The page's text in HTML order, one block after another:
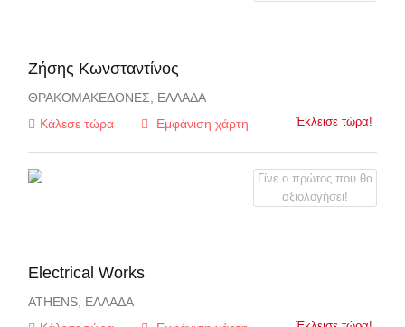
Ζήσης Κωνσταντίνος
ΘΡΑΚΟΜΑΚΕΔΌΝΕΣ, ΕΛΛΆΔΑ
Κάλεσε τώρα
Εμφάνιση χάρτη Έκλεισε τώρα!
Electrical Works
ATHENS, ΕΛΛΆΔΑ
Γίνε ο πρώτος που θα
αξιολογήσει!